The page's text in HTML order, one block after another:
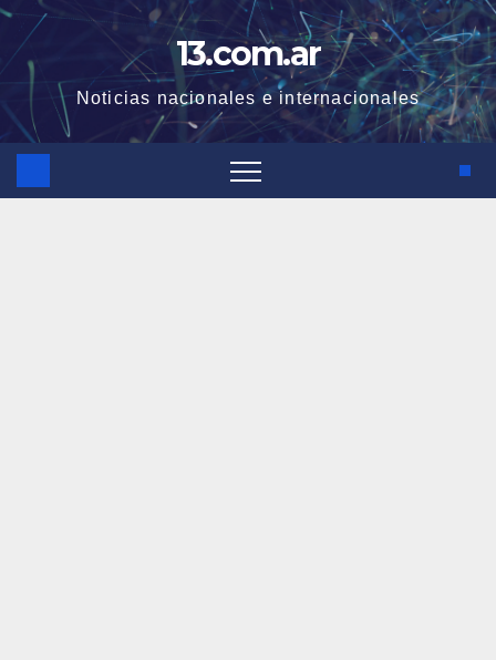
Skip
content
13.com.ar
Noticias nacionales e internacionales